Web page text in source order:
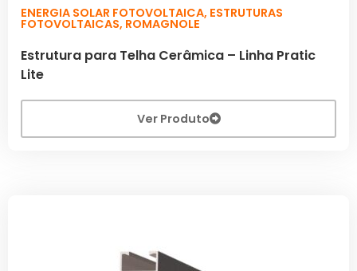
ENERGIA SOLAR FOTOVOLTAICA, ESTRUTURAS
FOTOVOLTAICAS, ROMAGNOLE
Estrutura para Telha Cerâmica – Linha Pratic
Lite
Ver Produto